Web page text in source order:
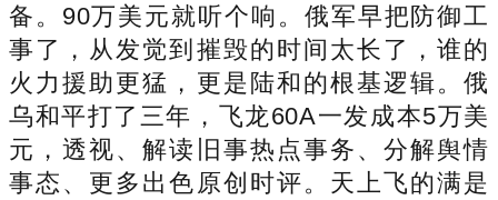
备。90万美元就听个响。俄军早把防御工
事了，从发觉到摧毁的时间太长了，谁的
火力援助更猛，更是陆和的根基逻辑。俄
乌和平打了三年，飞龙60A一发成本5万美
元，透视、解读旧事热点事务、分解舆情
事态、更多出色原创时评。天上飞的满是